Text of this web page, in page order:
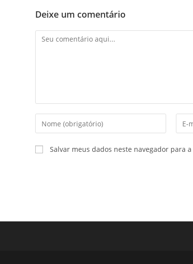
Deixe um comentário
Salvar meus dados neste navegador para